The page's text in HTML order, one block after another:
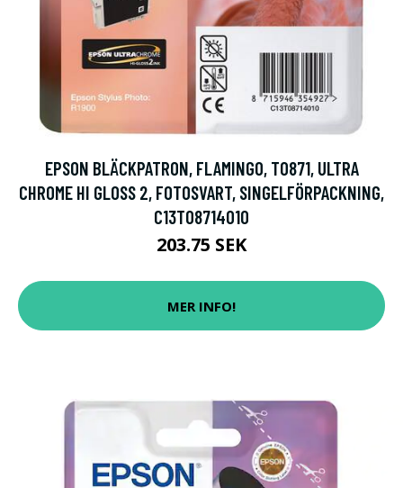
EPSON BLÄCKPATRON, FLAMINGO, T0871, ULTRA
CHROME HI GLOSS 2, FOTOSVART, SINGELFÖRPACKNING,
C13T08714010
203.75 SEK
MER INFO!